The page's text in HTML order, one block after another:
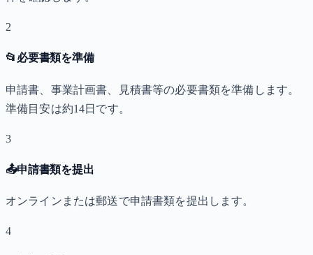
2
📂 必要書類を準備
申請書、事業計画書、見積書等の必要書類を準備します。
準備目安は約14日です。
3
📤申請書類を提出
オンラインまたは郵送で申請書類を提出します。
4